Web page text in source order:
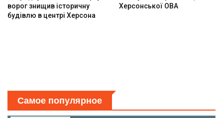
ворог знищив історичну
будівлю в центрі Херсона
Херсонської ОВА
Самое популярное